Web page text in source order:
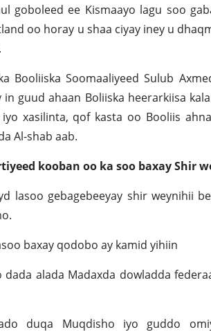
goboleed ee Kismaayo lagu soo
oo horay u shaa ciyay iney u
Booliiska Soomaaliyeed Sulub
in guud ahaan Boliiska heerarkiisa
xasilinta, qof kasta oo Booliis
Al-shab aab.
kooban oo ka soo baxay Shir
lasoo gebagebeeyay shir weynihii
baxay qodobo ay kamid yihiin
dada alada Madaxda dowladda
duqa Muqdisho iyo guddo